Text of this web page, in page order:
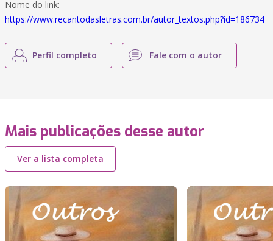
Nome do link:
https://www.recantodasletras.com.br/autor_textos.php?id=186734
Perfil completo Fale com o autor
Mais publicações desse autor
Ver a lista completa